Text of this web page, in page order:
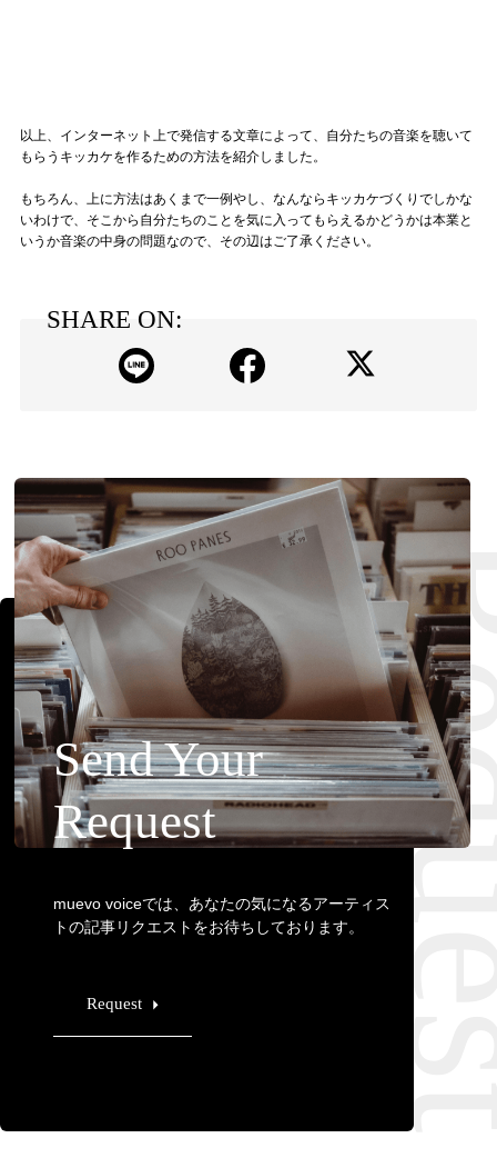
以上、インターネット上で発信する文章によって、自分たちの音楽を聴いて
もらうキッカケを作るための方法を紹介しました。
もちろん、上に方法はあくまで一例やし、なんならキッカケづくりでしかな
いわけで、そこから自分たちのことを気に入ってもらえるかどうかは本業と
いうか音楽の中身の問題なので、その辺はご了承ください。
SHARE ON:
Send Your
Request
muevo voiceでは、あなたの気になるアーティス
トの記事リクエストをお待ちしております。
Request